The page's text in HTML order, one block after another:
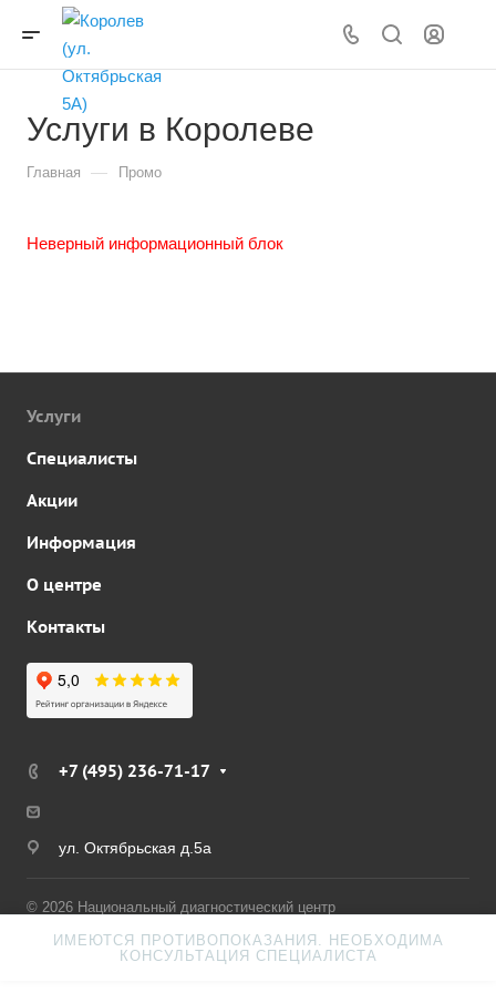
Услуги в Королеве
Главная — Промо
Неверный информационный блок
Услуги
Специалисты
Акции
Информация
О центре
Контакты
+7 (495) 236-71-17
ул. Октябрьская д.5а
© 2026 Национальный диагностический центр
Политика конфиденциальности Версия для слабовидящих
ИМЕЮТСЯ ПРОТИВОПОКАЗАНИЯ. НЕОБХОДИМА
КОНСУЛЬТАЦИЯ СПЕЦИАЛИСТА